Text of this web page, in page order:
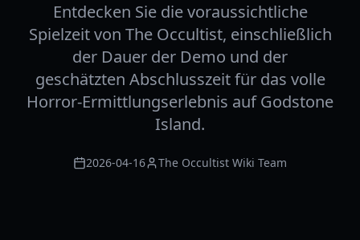
Entdecken Sie die voraussichtliche
Spielzeit von The Occultist, einschließlich
der Dauer der Demo und der
geschätzten Abschlusszeit für das volle
Horror-Ermittlungserlebnis auf Godstone
Island.
2026-04-16 The Occultist Wiki Team